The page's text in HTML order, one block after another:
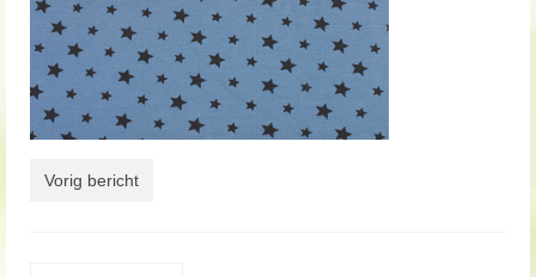
Vorig bericht